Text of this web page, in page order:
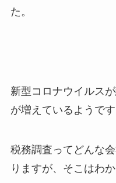
た。
新型コロナウイルス
が増えているようです
税務調査ってどんな
りますが、そこはわか